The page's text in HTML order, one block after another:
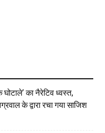
घोटाले’ का नैरेटिव ध्वस्त,
के द्वारा रचा गया साजिश